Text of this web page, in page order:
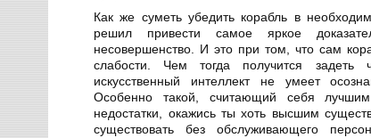
Как же суметь убедить корабль в
решил привести самое яркое
несовершенство. И это при том, что сам
слабости. Чем тогда получится задеть
искусственный интеллект не умеет
Особенно такой, считающий себя
недостатки, окажись ты хоть высшим
существовать без обслуживающего